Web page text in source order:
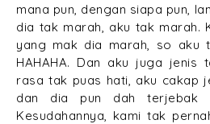
mana pun, dengan siapa pun,
dia tak marah, aku tak marah.
yang mak dia marah, so aku
HAHAHA. Dan aku juga jenis
rasa tak puas hati, aku cakap
dan dia pun dah terjebak
Kesudahannya, kami tak